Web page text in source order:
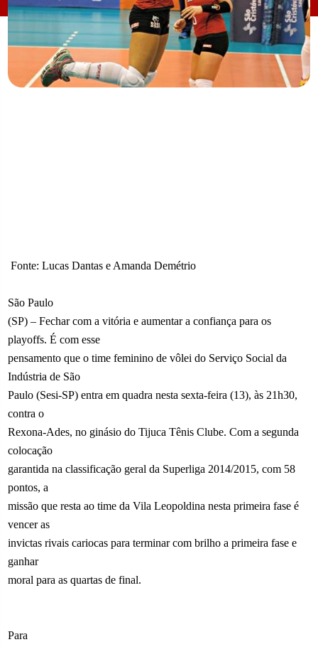
Fonte: Lucas Dantas e Amanda Demétrio
São Paulo
(SP) – Fechar com a vitória e aumentar a confiança para os
playoffs. É com esse
pensamento que o time feminino de vôlei do Serviço Social da
Indústria de São
Paulo (Sesi-SP) entra em quadra nesta sexta-feira (13), às 21h30,
contra o
Rexona-Ades, no ginásio do Tijuca Tênis Clube. Com a segunda
colocação
garantida na classificação geral da Superliga 2014/2015, com 58
pontos, a
missão que resta ao time da Vila Leopoldina nesta primeira fase é
vencer as
invictas rivais cariocas para terminar com brilho a primeira fase e
ganhar
moral para as quartas de final.
Para